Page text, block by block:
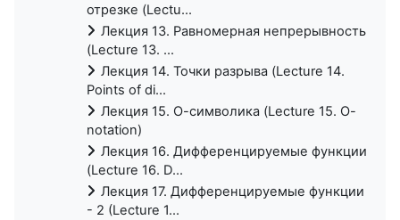
отрезке (Lectu...
Лекция 13. Равномерная непрерывность
(Lecture 13. ...
Лекция 14. Точки разрыва (Lecture 14.
Points of di...
Лекция 15. О-символика (Lecture 15. O-
notation)
Лекция 16. Дифференцируемые функции
(Lecture 16. D...
Лекция 17. Дифференцируемые функции
- 2 (Lecture 1...